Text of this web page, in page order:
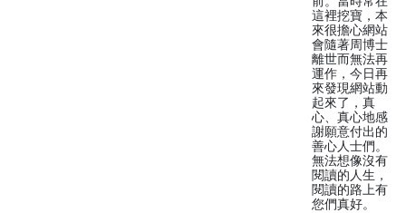
這裡挖寶，本
來很擔心網站
會隨著周博士
離世而無法再
運作，今日再
來發現網站動
起來了，真
心、真心地感
謝願意付出的
善心人士們。
無法想像沒有
閱讀的人生，
閱讀的路上有
您們真好。